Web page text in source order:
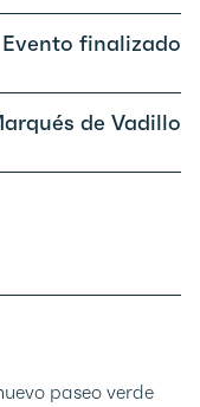
Evento finalizado
de Vadillo
paseo verde